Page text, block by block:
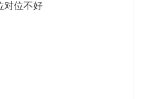
对位不好